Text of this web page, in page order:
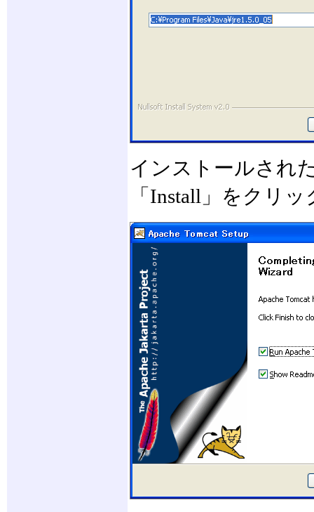
インストールされ
「Install」をクリ